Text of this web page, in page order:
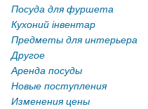
Посуда для фуршета
Кухоний інвентар
Предметы для интерьера
Другое
Аренда посуды
Новые поступления
Изменения цены